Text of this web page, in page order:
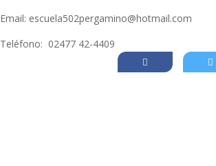
Email: escuela502pergamino@hotmail.com
Teléfono: 02477 42-4409